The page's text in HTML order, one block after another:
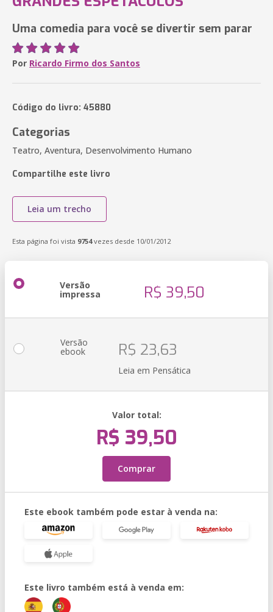
Uma comedia para você se divertir sem parar
Por Ricardo Firmo dos Santos
Código do livro: 45880
Categorias
Teatro, Aventura, Desenvolvimento Humano
Compartilhe este livro
Leia um trecho
Esta página foi vista 9754vezes desde 10/01/2012
Versão
impressa R$ 39,50
Versão
ebook R$ 23,63
Leia em Pensática
Valor total:
R$ 39,50
Comprar
Este ebook também pode estar à venda na:
Este livro também está à venda em: